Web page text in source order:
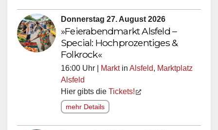
Donnerstag 27. August 2026
»Feierabendmarkt Alsfeld –
Special: Hochprozentiges &
Folkrock«
16:00 Uhr | Marktin Alsfeld, Marktplatz
Alsfeld
Hier gibts die Tickets!
mehr Details